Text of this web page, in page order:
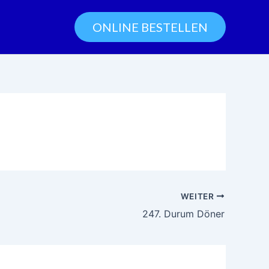
ONLINE BESTELLEN
WEITER
247. Durum Döner